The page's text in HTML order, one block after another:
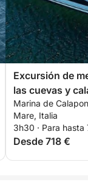
Excursión de
las cuevas y
Mare y
Marina de
Mare, Italia
3h30 · Para hasta
Desde 718 €